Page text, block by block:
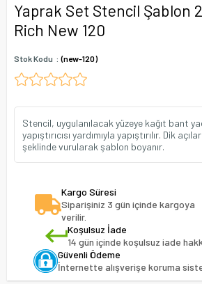
Yaprak Set Stencil Şablon
Rich New 120
Stok Kodu (new-120)
Stencil, uygulanılacak yüzeye kağıt bant
yapıştırıcısı yardımıyla yapıştırılır. Dik
şeklinde vurularak şablon boyanır.
Kargo Süresi
Siparişiniz 3 gün içinde kargoya
verilir.
Koşulsuz İade
14 gün içinde koşulsuz iade
Güvenli Ödeme
İnternette alışverişe koruma